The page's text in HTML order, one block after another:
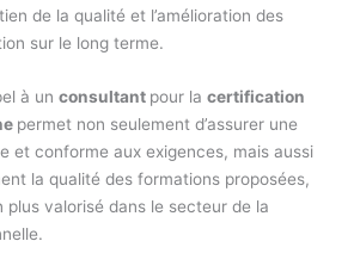
de la qualité et l’amélioration des
sur le long terme.
à unconsultant pour lacertification
permet non seulement d’assurer une
et conforme aux exigences, mais aussi
la qualité des formations proposées,
plus valorisé dans le secteur de la